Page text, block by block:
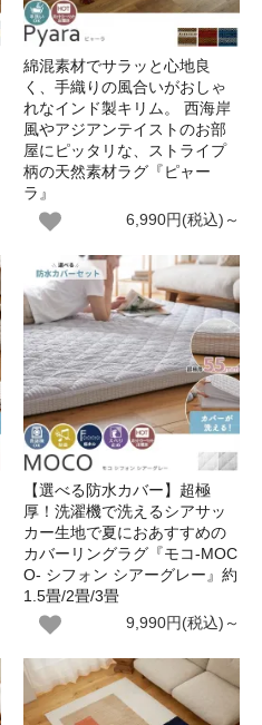
綿混素材でサラッと心地良
く、手織りの風合いがおしゃ
れなインド製キリム。 西海岸
風やアジアンテイストのお部
屋にピッタリな、ストライプ
柄の天然素材ラグ『ピャー
ラ』
6,990円(税込)～
【選べる防水カバー】超極
厚！洗濯機で洗えるシアサッ
カー生地で夏におあすすめの
カバーリングラグ『モコ-MOC
O- シフォン シアーグレー』約
1.5畳/2畳/3畳
9,990円(税込)～